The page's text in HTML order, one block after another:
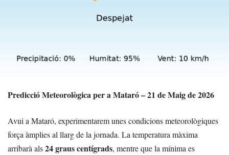
Predicció Meteorològica per a Mataró – 21 de Maig de 2026
Avui a Mataró, experimentarem unes condicions meteorològiques
força àmplies al llarg de la jornada. La temperatura màxima
arribarà als24 graus centígrads, mentre que la mínima es